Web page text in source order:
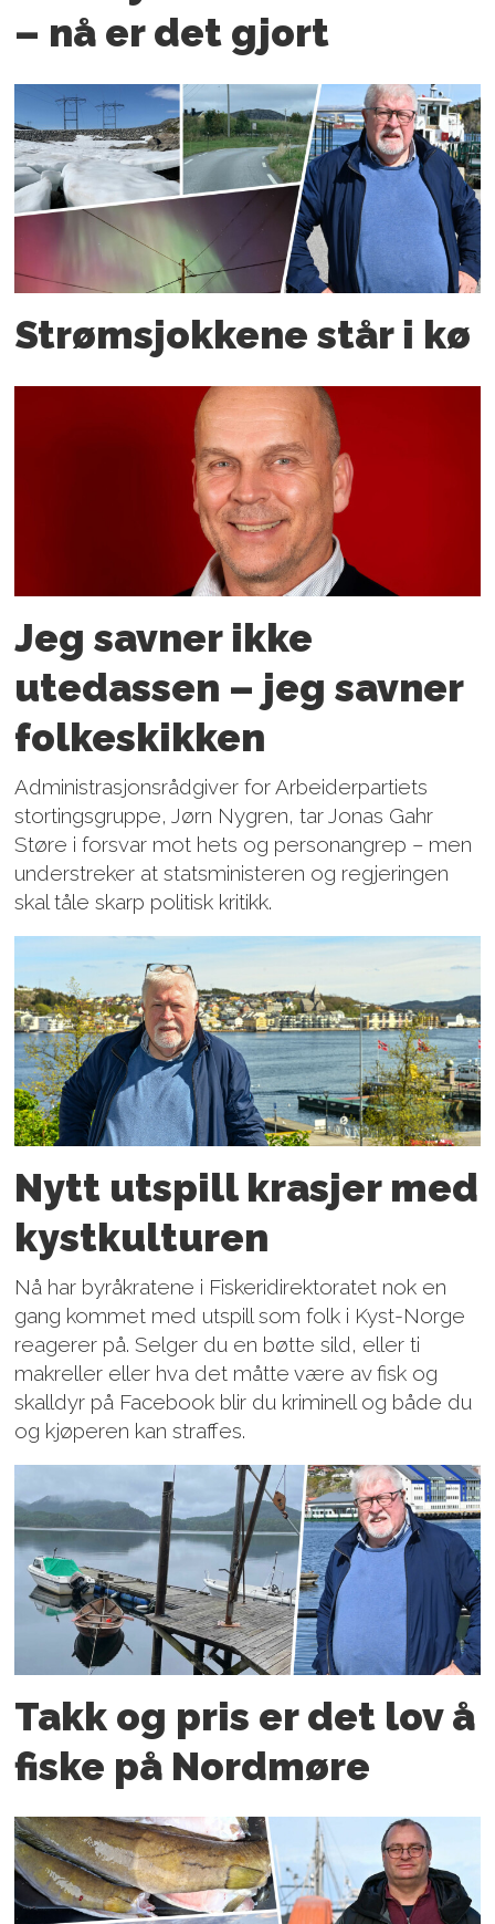
– nå er det gjort
Strømsjokkene står i kø
Jeg savner ikke
utedassen – jeg savner
folkeskikken
Administrasjonsrådgiver for Arbeiderpartiets
stortingsgruppe, Jørn Nygren, tar Jonas Gahr
Støre i forsvar mot hets og person­angrep – men
understreker at statsministeren og regjeringen
skal tåle skarp politisk kritikk.
Nytt utspill krasjer med
kystkulturen
Nå har byråkratene i Fiskeridirektoratet nok en
gang kommet med utspill som folk i Kyst-Norge
reagerer på. Selger du en bøtte sild, eller ti
makreller eller hva det måtte være av fisk og
skalldyr på Facebook blir du kriminell og både du
og kjøperen kan straffes.
Takk og pris er det lov å
fiske på Nordmøre